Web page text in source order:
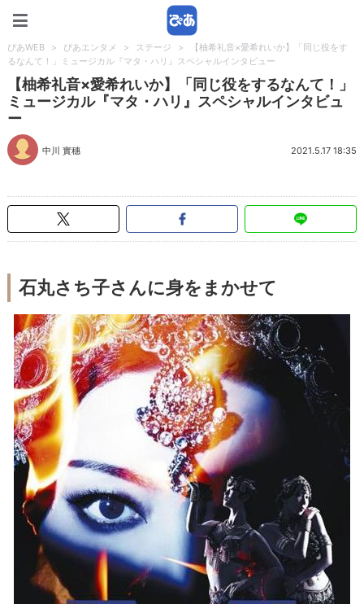
ぴあWEB > ぴあエンタメ > ステージ >
【柚希礼音×愛希れいか】「同じ役をす
るなんて！」ミュージカル『マタ・ハリ』スペシャルインタビュー
【柚希礼音×愛希れいか】「同じ役をするなんて！」
ミュージカル『マタ・ハリ』スペシャルインタビュ
ー
中川 實穗 2021.5.17 18:35
石丸さち子さんに身をまかせて